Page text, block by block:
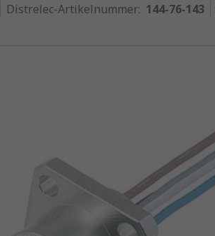
Distrelec-Artikelnummer: 144-76-143